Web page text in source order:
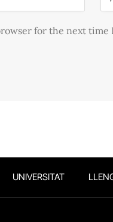
for the next time
UNIVERSITAT